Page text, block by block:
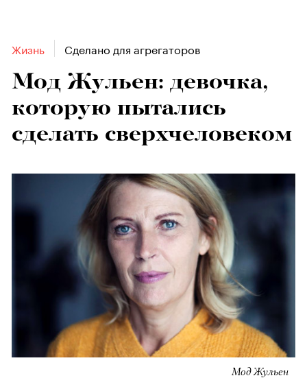
Жизнь Сделано для агрегаторов
Мод Жульен: девочка,
которую пытались
сделать сверхчеловеком
Мод Жульен